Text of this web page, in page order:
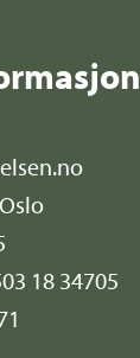
18 34705